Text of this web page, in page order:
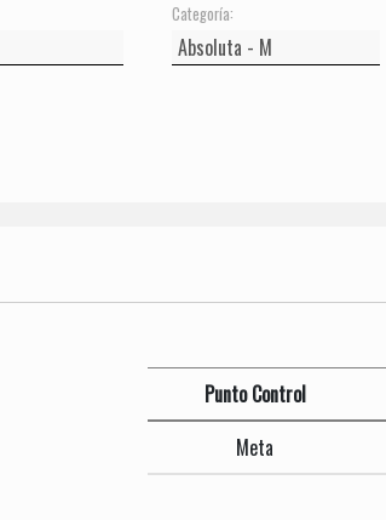
Categoría:
Punto Control
Meta